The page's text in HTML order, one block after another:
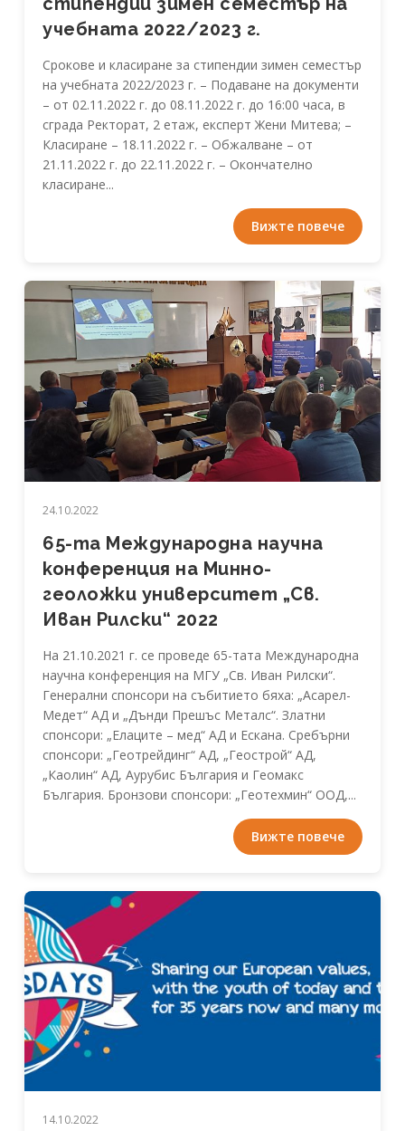
учебната 2022/2023 г.
Срокове и класиране за стипендии зимен семестър
на учебната 2022/2023 г. – Подаване на документи
– от 02.11.2022 г. до 08.11.2022 г. до 16:00 часа, в
сграда Ректорат, 2 етаж, експерт Жени Митева; –
Класиране – 18.11.2022 г. – Обжалване – от
21.11.2022 г. до 22.11.2022 г. – Окончателно
класиране...
Вижте повече
24.10.2022
65-та Международна научна
конференция на Минно-
геоложки университет „Св.
Иван Рилски“ 2022
На 21.10.2021 г. се проведе 65-тата Международна
научна конференция на МГУ „Св. Иван Рилски“.
Генерални спонсори на събитието бяха: „Асарел-
Медет“ АД и „Дънди Прешъс Металс“. Златни
спонсори: „Елаците – мед“ АД и Ескана. Сребърни
спонсори: „Геотрейдинг“ АД, „Геострой“ АД,
„Каолин“ АД, Аурубис България и Геомакс
България. Бронзови спонсори: „Геотехмин“ ООД,...
Вижте повече
14.10.2022